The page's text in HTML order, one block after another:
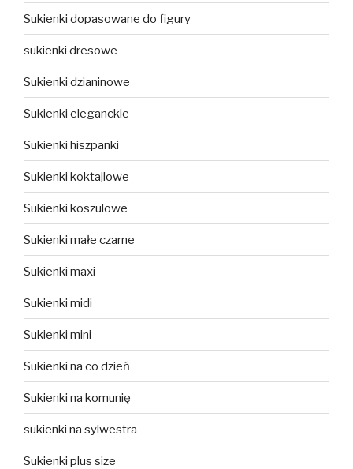
Sukienki dopasowane do figury
sukienki dresowe
Sukienki dzianinowe
Sukienki eleganckie
Sukienki hiszpanki
Sukienki koktajlowe
Sukienki koszulowe
Sukienki małe czarne
Sukienki maxi
Sukienki midi
Sukienki mini
Sukienki na co dzień
Sukienki na komunię
sukienki na sylwestra
Sukienki plus size